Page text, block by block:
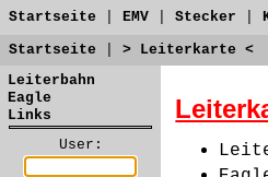
Startseite EMV Stecker
Startseite
> Leiterkarte <
Leiterbahn
Eagle
Links
User: